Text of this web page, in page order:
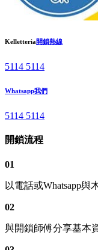
Kelletteria開鎖熱線
5114 5114
Whatsapp我們
5114 5114
開鎖流程
01
以電話或Whatsapp與
02
與開鎖師傅分享基本